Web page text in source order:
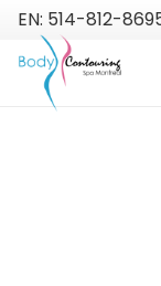
EN: 514-812-